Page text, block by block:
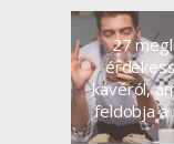
27
kávéról,
feldobja a